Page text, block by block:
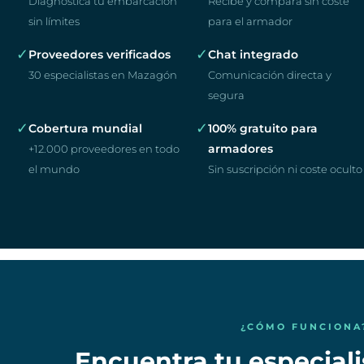
sin límites
para el armador
✓ Proveedores verificados
30 especialistas en Mazagón
✓Chat integrado
Comunicación directa y
segura
✓Cobertura mundial
+12.000 proveedores en todo
el mundo
✓100% gratuito para
armadores
Sin suscripción ni coste oculto
¿CÓMO